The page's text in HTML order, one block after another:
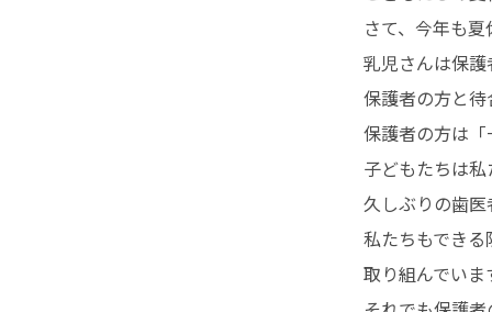
さて、今年も
乳児さんは保
保護者の方と
保護者の方は
子どもたちは
久しぶりの歯
私たちもでき
取り組んでい